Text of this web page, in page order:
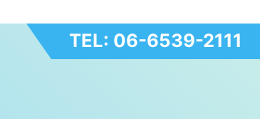
TEL: 06-6539-2111